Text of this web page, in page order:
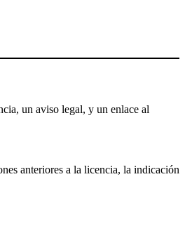
un aviso legal, y un enlace al
anteriores a la licencia, la indicación